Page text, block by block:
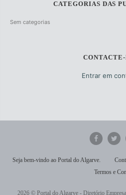
CATEGORIAS DAS
Sem categorias
CONTACTE-
Entrar em
Seja bem-vindo ao Portal do Algarve.
Termos e
2026 © Portal do Algarve - Diretório